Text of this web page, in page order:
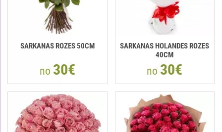
SARKANAS ROZES 50CM
no 30€
SARKANAS HOLANDES ROZES
40CM
no 30€